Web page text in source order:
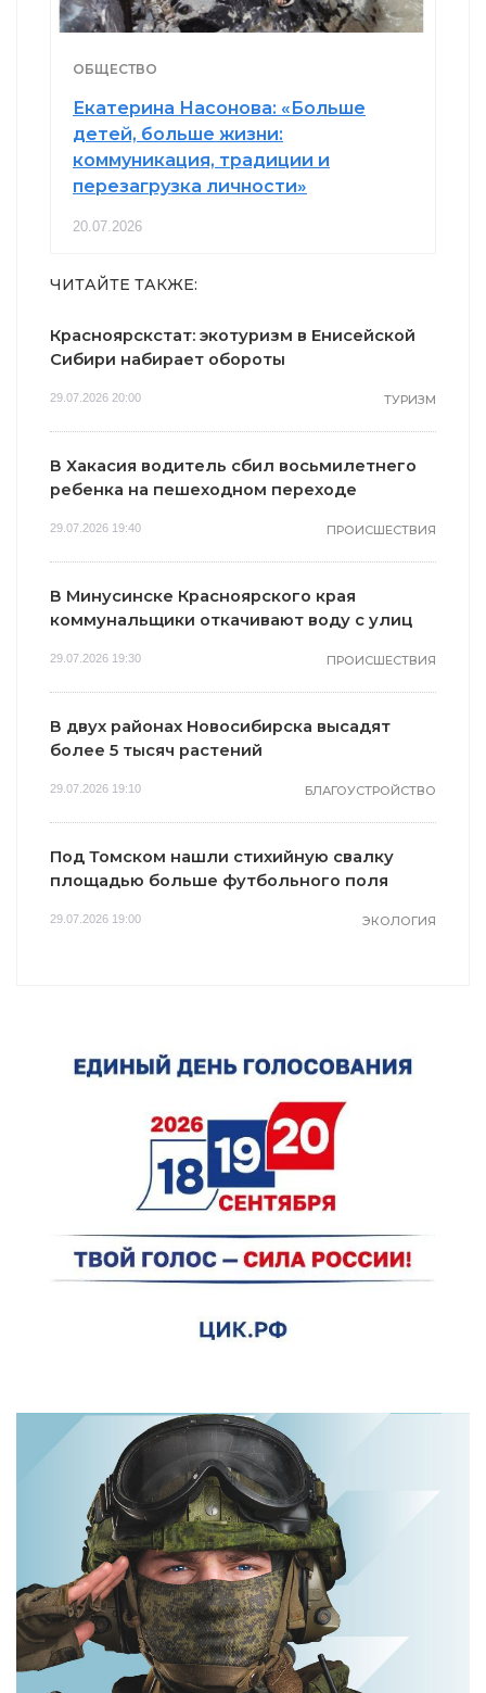
ОБЩЕСТВО
Екатерина Насонова: «Больше
детей, больше жизни:
коммуникация, традиции и
перезагрузка личности»
20.07.2026
ЧИТАЙТЕ ТАКЖЕ:
Красноярскстат: экотуризм в Енисейской
Сибири набирает обороты
29.07.2026 20:00 ТУРИЗМ
В Хакасия водитель сбил восьмилетнего
ребенка на пешеходном переходе
29.07.2026 19:40 ПРОИСШЕСТВИЯ
В Минусинске Красноярского края
коммунальщики откачивают воду с улиц
29.07.2026 19:30 ПРОИСШЕСТВИЯ
В двух районах Новосибирска высадят
более 5 тысяч растений
29.07.2026 19:10 БЛАГОУСТРОЙСТВО
Под Томском нашли стихийную свалку
площадью больше футбольного поля
29.07.2026 19:00 ЭКОЛОГИЯ